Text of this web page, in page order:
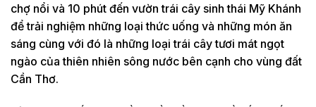
chợ nổi và 10 phút đến vườn trái cây sinh thái Mỹ Khánh
để trải nghiệm những loại thức uống và những món ăn
sáng cùng với đó là những loại trái cây tươi mát ngọt
ngào của thiên nhiên sông nước bên cạnh cho vùng đất
Cần Thơ.